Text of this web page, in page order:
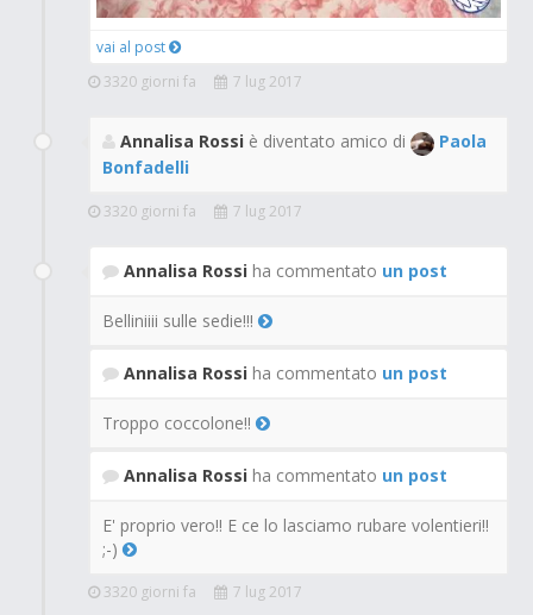
vai al post
3320 giorni fa
7 lug 2017
Annalisa Rossi è diventato amico di
Paola
Bonfadelli
3320 giorni fa 7 lug 2017
Annalisa Rossi ha commentato un post
Belliniiii sulle sedie!!!
Annalisa Rossi ha commentato un post
Troppo coccolone!!
Annalisa Rossi ha commentato un post
E' proprio vero!! E ce lo lasciamo rubare volentieri!!
;-)
3320 giorni fa 7 lug 2017